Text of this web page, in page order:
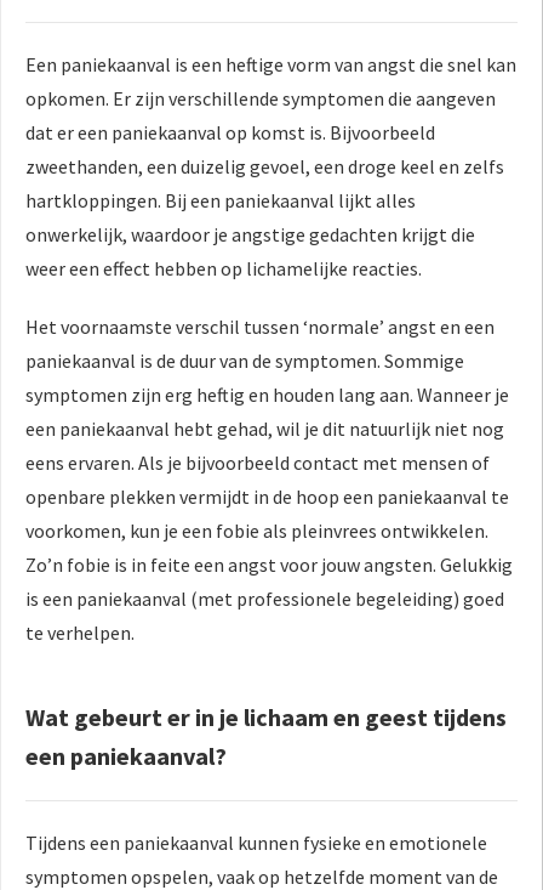
Een paniekaanval is een heftige vorm van angst die snel kan
opkomen. Er zijn verschillende symptomen die aangeven
dat er een paniekaanval op komst is. Bijvoorbeeld
zweethanden, een duizelig gevoel, een droge keel en zelfs
hartkloppingen. Bij een paniekaanval lijkt alles
onwerkelijk, waardoor je angstige gedachten krijgt die
weer een effect hebben op lichamelijke reacties.
Het voornaamste verschil tussen ‘normale’ angst en een
paniekaanval is de duur van de symptomen. Sommige
symptomen zijn erg heftig en houden lang aan. Wanneer je
een paniekaanval hebt gehad, wil je dit natuurlijk niet nog
eens ervaren. Als je bijvoorbeeld contact met mensen of
openbare plekken vermijdt in de hoop een paniekaanval te
voorkomen, kun je een fobie als pleinvrees ontwikkelen.
Zo’n fobie is in feite een angst voor jouw angsten. Gelukkig
is een paniekaanval (met professionele begeleiding) goed
te verhelpen.
Wat gebeurt er in je lichaam en geest tijdens
een paniekaanval?
Tijdens een paniekaanval kunnen fysieke en emotionele
symptomen opspelen, vaak op hetzelfde moment van de
Hierdoor
website-
van